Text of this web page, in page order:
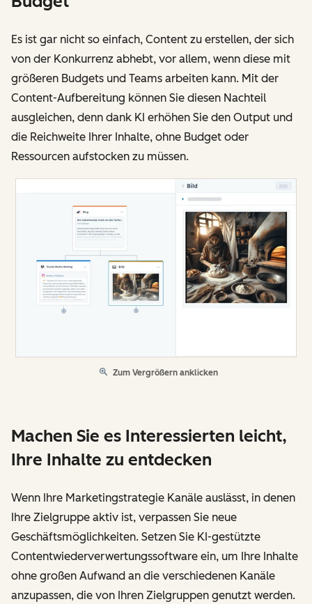
Es ist gar nicht so einfach, Content zu erstellen, der sich
von der Konkurrenz abhebt, vor allem, wenn diese mit
größeren Budgets und Teams arbeiten kann. Mit der
Content-Aufbereitung können Sie diesen Nachteil
ausgleichen, denn dank KI erhöhen Sie den Output und
die Reichweite Ihrer Inhalte, ohne Budget oder
Ressourcen aufstocken zu müssen.
Zum Vergrößern anklicken
Machen Sie es Interessierten leicht,
Ihre Inhalte zu entdecken
Wenn Ihre Marketingstrategie Kanäle auslässt, in denen
Ihre Zielgruppe aktiv ist, verpassen Sie neue
Geschäftsmöglichkeiten. Setzen Sie KI-gestützte
Contentwiederverwertungssoftware ein, um Ihre Inhalte
ohne großen Aufwand an die verschiedenen Kanäle
anzupassen, die von Ihren Zielgruppen genutzt werden.